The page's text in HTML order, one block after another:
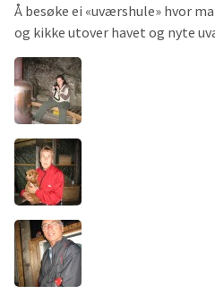
Å besøke ei «uværshule» hvor
og kikke utover havet og nyte